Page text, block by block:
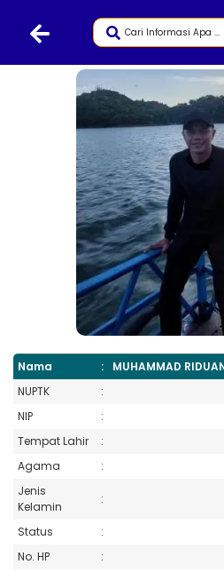
Nama :
MUHAMMAD
NUPTK
:
NIP
:
Tempat Lahir
:
Agama
:
Jenis
Kelamin
:
Status
:
No. HP
: